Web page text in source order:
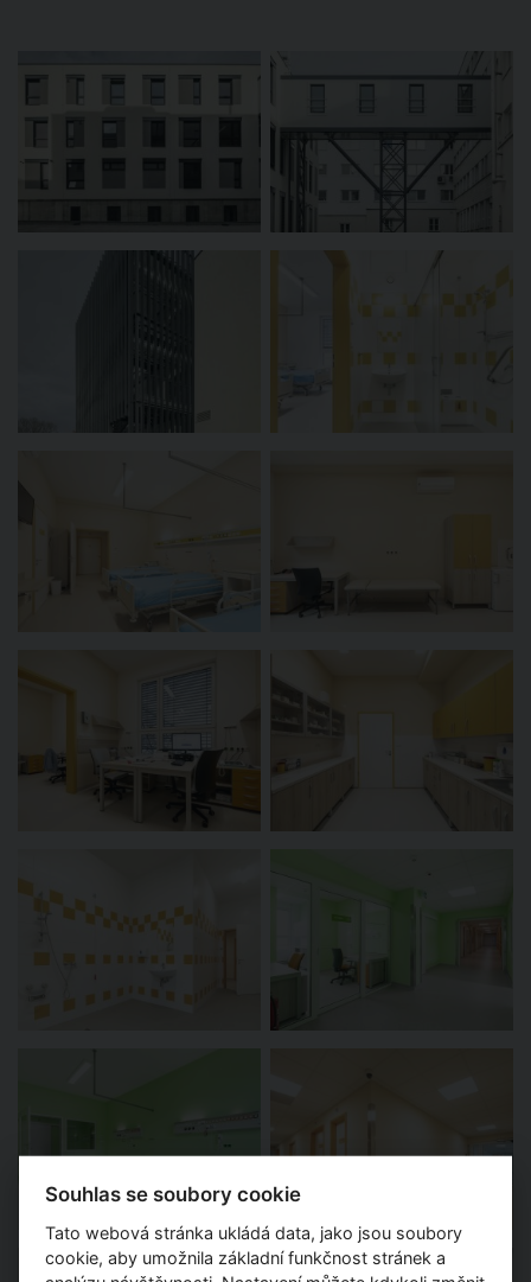
Souhlas se soubory cookie
Tato webová stránka ukládá data, jako jsou soubory
cookie, aby umožnila základní funkčnost stránek a